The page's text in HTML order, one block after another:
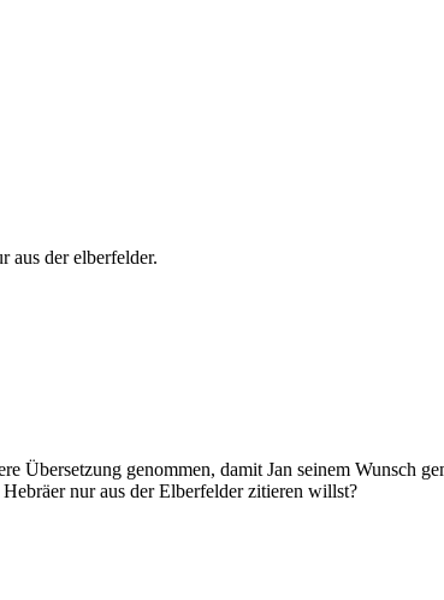
aus der elberfelder.
Übersetzung genommen, damit Jan seinem Wunsch
nur aus der Elberfelder zitieren willst?